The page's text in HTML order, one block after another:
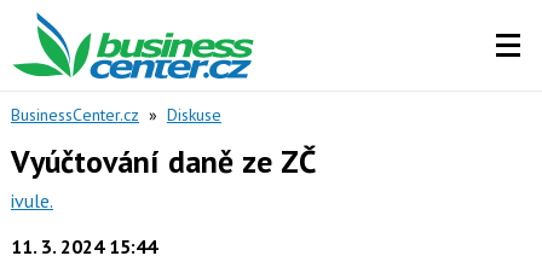
BusinessCenter.cz » Diskuse
Vyúčtování daně ze ZČ
ivule.
11. 3. 2024 15:44